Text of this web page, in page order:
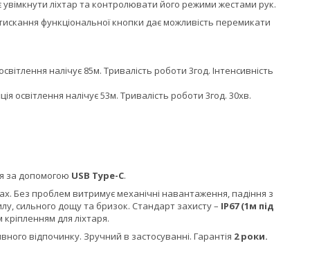
ліхтар та контролювати його режими жестами рук.
функціональної кнопки дає можливість перемикати
налічує 85м. Тривалість роботи 3год. Інтенсивність
освітлення налічує 53м. Тривалість роботи 3год. 30хв.
за допомогою USB Type-C.
Без проблем витримує механічні навантаження, падіння з
сильного дощу та бризок. Стандарт захисту – IP67(1м під
для ліхтаря.
відпочинку. Зручний в застосуванні. Гарантія 2 роки.